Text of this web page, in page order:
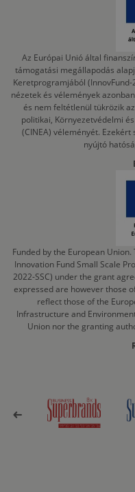
Az Európai Unió által
támogatási megállapodás
Keretprogramjából
nézetek és vélemények
és nem feltétlenül tükrözik
politikai, Környezetvédelmi
(CINEA) véleményét.
nyújtó
Funded by the European
Innovation Fund Small Scale
2022-SSC) under the grant
expressed are however those
reflect those of the
Infrastructure and
Union nor the granting